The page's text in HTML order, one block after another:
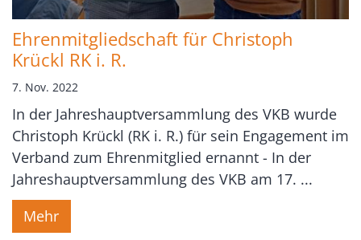
Ehrenmitgliedschaft für Christoph
Krückl RK i. R.
7. Nov. 2022
In der Jahreshauptversammlung des VKB wurde
Christoph Krückl (RK i. R.) für sein Engagement im
Verband zum Ehrenmitglied ernannt - In der
Jahreshauptversammlung des VKB am 17. ...
Mehr